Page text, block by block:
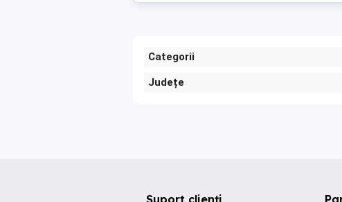
Categorii
Județe
Suport clienți